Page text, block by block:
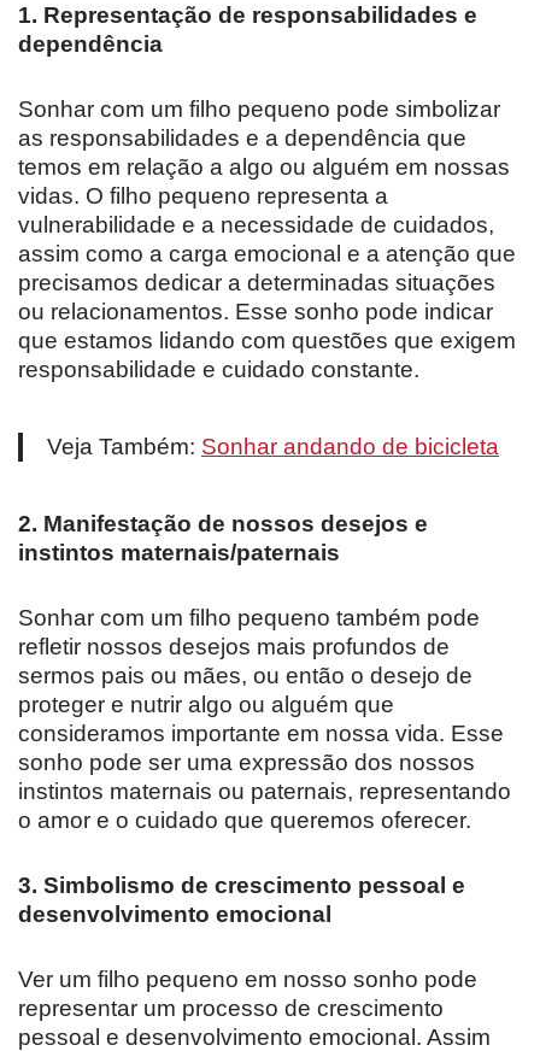
1. Representação de responsabilidades e
dependência
Sonhar com um filho pequeno pode simbolizar
as responsabilidades e a dependência que
temos em relação a algo ou alguém em nossas
vidas. O filho pequeno representa a
vulnerabilidade e a necessidade de cuidados,
assim como a carga emocional e a atenção que
precisamos dedicar a determinadas situações
ou relacionamentos. Esse sonho pode indicar
que estamos lidando com questões que exigem
responsabilidade e cuidado constante.
Veja Também: Sonhar andando de bicicleta
2. Manifestação de nossos desejos e
instintos maternais/paternais
Sonhar com um filho pequeno também pode
refletir nossos desejos mais profundos de
sermos pais ou mães, ou então o desejo de
proteger e nutrir algo ou alguém que
consideramos importante em nossa vida. Esse
sonho pode ser uma expressão dos nossos
instintos maternais ou paternais, representando
o amor e o cuidado que queremos oferecer.
3. Simbolismo de crescimento pessoal e
desenvolvimento emocional
Ver um filho pequeno em nosso sonho pode
representar um processo de crescimento
pessoal e desenvolvimento emocional. Assim